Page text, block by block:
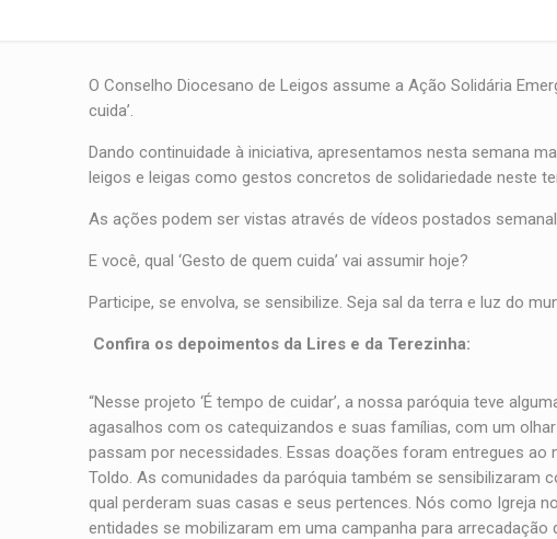
O Conselho Diocesano de Leigos assume a Ação Solidária
cuida’.
Dando continuidade à iniciativa, apresentamos nesta semana
leigos e leigas como gestos concretos de solidariedade neste
As ações podem ser vistas através de vídeos postados
E você, qual ‘Gesto de quem cuida’ vai assumir hoje?
Participe, se envolva, se sensibilize. Seja sal da terra e luz do
Confira os depoimentos da Lires e da Terezinha:
“Nesse projeto ‘É tempo de cuidar’, a nossa paróquia teve
agasalhos com os catequizandos e suas famílias, com um
passam por necessidades. Essas doações foram entregues ao
Toldo. As comunidades da paróquia também se
qual perderam suas casas e seus pertences. Nós como Igreja
entidades se mobilizaram em uma campanha para